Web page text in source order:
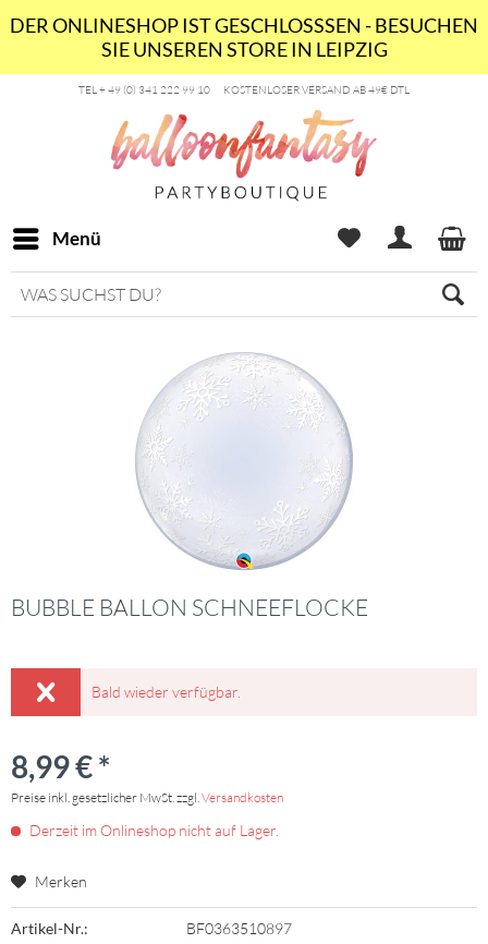
DER ONLINESHOP IST GESCHLOSSSEN - BESUCHEN
SIE UNSEREN STORE IN LEIPZIG
TEL + 49 (0) 341 222 99 10 KOSTENLOSER VERSAND AB 49€ DTL
Menü
BUBBLE BALLON SCHNEEFLOCKE
Bald wieder verfügbar.
8,99 € *
Preise inkl. gesetzlicher MwSt. zzgl.Versandkosten
Derzeit im Onlineshop nicht auf Lager.
Merken
Artikel-Nr.: BF0363510897